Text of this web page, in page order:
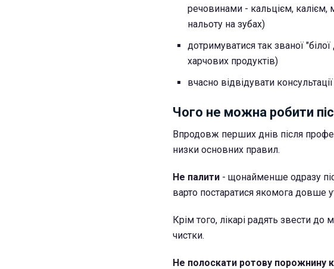
речовинами - кальцієм, калієм,
нальоту на зубах)
дотримуватися так званої
харчових продуктів)
вчасно відвідувати
Чого не можна робити
Впродовж перших днів після
низки основних правил.
Не палити - щонайменше одразу
варто постаратися якомога довше
Крім того, лікарі радять звести до
чистки.
Не полоскати ротову порожнину